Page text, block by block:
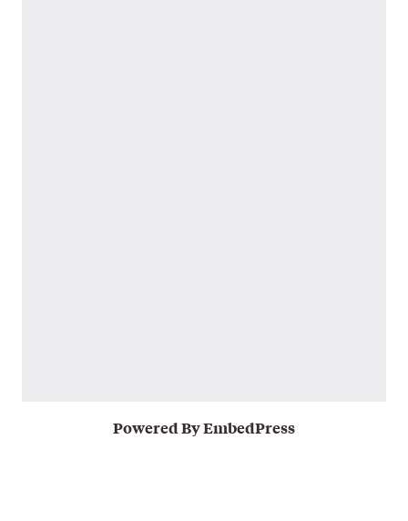
Powered By EmbedPress